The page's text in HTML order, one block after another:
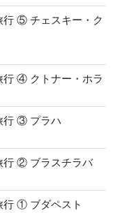
行 ⑤ チェスキー・ク
行 ④ クトナー・ホラ
行 ③ プラハ
行 ② ブラスチラバ
行 ① ブダペスト